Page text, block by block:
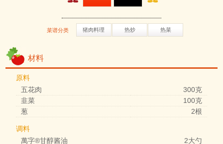
菜谱分类 猪肉料理 热炒 热菜
材料
原料
五花肉
300克
韭菜
100克
葱
2根
调料
萬字®甘醇酱油
2大勺